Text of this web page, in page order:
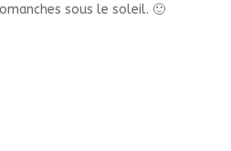
sous le soleil. 🙂